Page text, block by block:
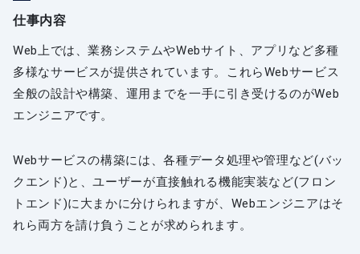
仕事内容
Web上では、業務システムやWebサイト、アプリなど多種
多様なサービスが提供されています。これらWebサービス
全般の設計や構築、運用までを一手に引き受けるのがWeb
エンジニアです。
Webサービスの構築には、各種データ処理や管理など(バッ
クエンド)と、ユーザーが直接触れる機能実装など(フロン
トエンド)に大まかに分けられますが、Webエンジニアはそ
れら両方を請け負うことが求められます。